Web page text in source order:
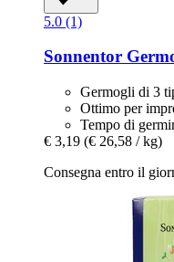
5.0 (1)
Sonnentor
Germogli di 3
Ottimo per
Tempo di
€ 3,19 (€ 26,58 / kg)
Consegna entro il